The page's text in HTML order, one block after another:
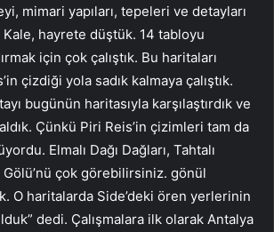
mimari yapıları, tepeleri ve detayları
hayrete düştük. 14 tabloyu
için çok çalıştık. Bu haritaları
çizdiği yola sadık kalmaya çalıştık.
bugünün haritasıyla karşılaştırdık ve
Çünkü Piri Reis’in çizimleri tam da
Elmalı Dağı Dağları, Tahtalı
Gölü’nü çok görebilirsiniz. gönül
O haritalarda Side’deki ören yerlerinin
dedi. Çalışmalara ilk olarak Antalya